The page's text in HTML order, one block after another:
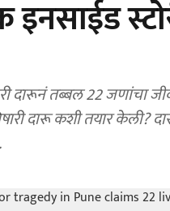
इनसाईड
दारूनं तब्बल 22 जणांचा
दारू कशी तयार केली?